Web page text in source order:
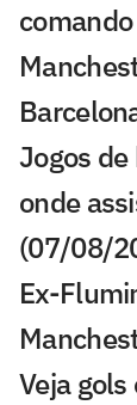
Jogos
onde
(07/08/
Ex-
Veja